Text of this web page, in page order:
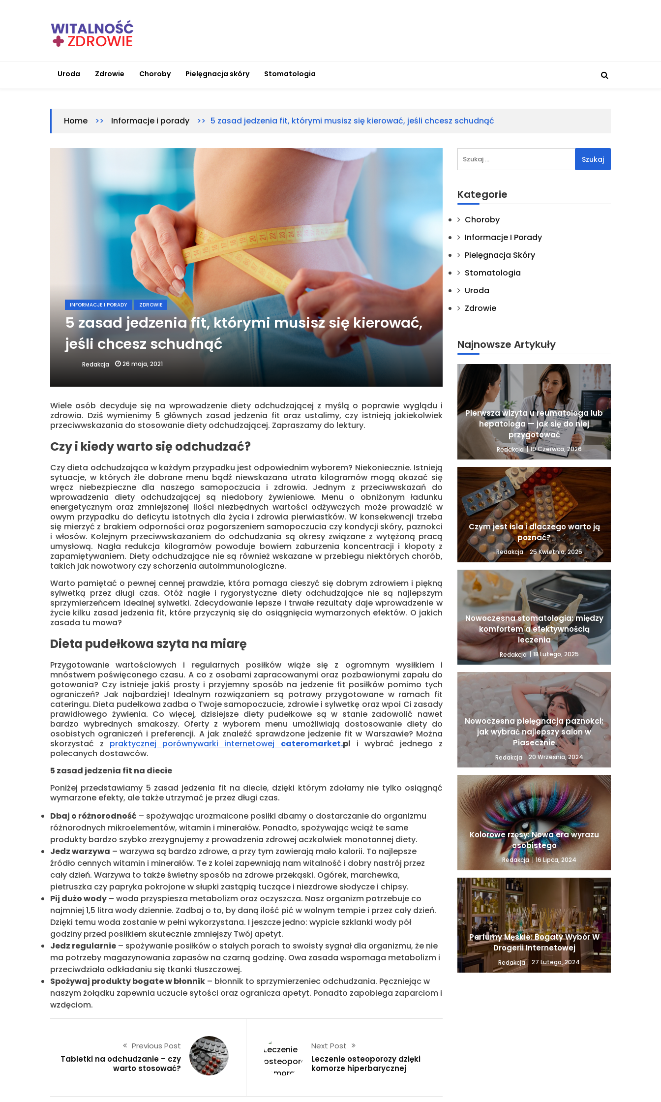
Uroda Zdrowie Choroby Pielęgnacja skóry Stomatologia
Home >> Informacje i porady >> 5 zasad jedzenia fit, którymi musisz się kierować, jeśli chcesz schudnąć
INFORMACJE I PORADY ZDROWIE
5 zasad jedzenia fit, którymi musisz się kierować,
jeśli chcesz schudnąć
Redakcja 26 maja, 2021
Wiele osób decyduje się na wprowadzenie diety odchudzającej z myślą o poprawie wyglądu i
zdrowia. Dziś wymienimy 5 głównych zasad jedzenia fit oraz ustalimy, czy istnieją jakiekolwiek
przeciwwskazania do stosowanie diety odchudzającej. Zapraszamy do lektury.
Czy i kiedy warto się odchudzać?
Czy dieta odchudzająca w każdym przypadku jest odpowiednim wyborem? Niekoniecznie. Istnieją
sytuacje, w których źle dobrane menu bądź niewskazana utrata kilogramów mogą okazać się
wręcz niebezpieczne dla naszego samopoczucia i zdrowia. Jednym z przeciwwskazań do
wprowadzenia diety odchudzającej są niedobory żywieniowe. Menu o obniżonym ładunku
energetycznym oraz zmniejszonej ilości niezbędnych wartości odżywczych może prowadzić w
owym przypadku do deficytu istotnych dla życia i zdrowia pierwiastków. W konsekwencji trzeba
się mierzyć z brakiem odporności oraz pogorszeniem samopoczucia czy kondycji skóry, paznokci
i włosów. Kolejnym przeciwwskazaniem do odchudzania są okresy związane z wytężoną pracą
umysłową. Nagła redukcja kilogramów powoduje bowiem zaburzenia koncentracji i kłopoty z
zapamiętywaniem. Diety odchudzające nie są również wskazane w przebiegu niektórych chorób,
takich jak nowotwory czy schorzenia autoimmunologiczne.
Warto pamiętać o pewnej cennej prawdzie, która pomaga cieszyć się dobrym zdrowiem i piękną
sylwetką przez długi czas. Otóż nagłe i rygorystyczne diety odchudzające nie są najlepszym
sprzymierzeńcem idealnej sylwetki. Zdecydowanie lepsze i trwałe rezultaty daje wprowadzenie w
życie kilku zasad jedzenia fit, które przyczynią się do osiągnięcia wymarzonych efektów. O jakich
zasada tu mowa?
Dieta pudełkowa szyta na miarę
Przygotowanie wartościowych i regularnych posiłków wiąże się z ogromnym wysiłkiem i
mnóstwem poświęconego czasu. A co z osobami zapracowanymi oraz pozbawionymi zapału do
gotowania? Czy istnieje jakiś prosty i przyjemny sposób na jedzenie fit posiłków pomimo tych
ograniczeń? Jak najbardziej! Idealnym rozwiązaniem są potrawy przygotowane w ramach fit
cateringu. Dieta pudełkowa zadba o Twoje samopoczucie, zdrowie i sylwetkę oraz wpoi Ci zasady
prawidłowego żywienia. Co więcej, dzisiejsze diety pudełkowe są w stanie zadowolić nawet
bardzo wybrednych smakoszy. Oferty z wyborem menu umożliwiają dostosowanie diety do
osobistych ograniczeń i preferencji. A jak znaleźć sprawdzone jedzenie fit w Warszawie? Można
skorzystać z praktycznej porównywarki internetowej cateromarket.pl i wybrać jednego z
polecanych dostawców.
5 zasad jedzenia fit na diecie
Poniżej przedstawiamy 5 zasad jedzenia fit na diecie, dzięki którym zdołamy nie tylko osiągnąć
wymarzone efekty, ale także utrzymać je przez długi czas.
Dbaj o różnorodność – spożywając urozmaicone posiłki dbamy o dostarczanie do organizmu
różnorodnych mikroelementów, witamin i minerałów. Ponadto, spożywając wciąż te same
produkty bardzo szybko zrezygnujemy z prowadzenia zdrowej aczkolwiek monotonnej diety.
Jedz warzywa – warzywa są bardzo zdrowe, a przy tym zawierają mało kalorii. To najlepsze
źródło cennych witamin i minerałów. Te z kolei zapewniają nam witalność i dobry nastrój przez
cały dzień. Warzywa to także świetny sposób na zdrowe przekąski. Ogórek, marchewka,
pietruszka czy papryka pokrojone w słupki zastąpią tuczące i niezdrowe słodycze i chipsy.
Pij dużo wody – woda przyspiesza metabolizm oraz oczyszcza. Nasz organizm potrzebuje co
najmniej 1,5 litra wody dziennie. Zadbaj o to, by daną ilość pić w wolnym tempie i przez cały dzień.
Dzięki temu woda zostanie w pełni wykorzystana. I jeszcze jedno: wypicie szklanki wody pół
godziny przed posiłkiem skutecznie zmniejszy Twój apetyt.
Jedz regularnie – spożywanie posiłków o stałych porach to swoisty sygnał dla organizmu, że nie
ma potrzeby magazynowania zapasów na czarną godzinę. Owa zasada wspomaga metabolizm i
przeciwdziała odkładaniu się tkanki tłuszczowej.
Spożywaj produkty bogate w błonnik – błonnik to sprzymierzeniec odchudzania. Pęczniejąc w
naszym żołądku zapewnia uczucie sytości oraz ogranicza apetyt. Ponadto zapobiega zaparciom i
wzdęciom.
Previous Post
Tabletki na odchudzanie – czy
warto stosować?
Next Post
Leczenie osteoporozy dzięki
komorze hiperbarycznej
Kategorie
Choroby
Informacje I Porady
Pielęgnacja Skóry
Stomatologia
Uroda
Zdrowie
Najnowsze Artykuły
Pierwsza wizyta u reumatologa lub
hepatologa — jak się do niej
przygotować
Redakcja 19 Czerwca, 2026
Czym jest isla i dlaczego warto ją
poznać?
Redakcja 25 Kwietnia, 2025
Nowoczesna stomatologia: między
komfortem a efektywnością
leczenia
Redakcja 18 Lutego, 2025
Nowoczesna pielęgnacja paznokci:
jak wybrać najlepszy salon w
Piasecznie
Redakcja 20 Września, 2024
Kolorowe rzęsy: Nowa era wyrazu
osobistego
Redakcja 16 Lipca, 2024
Perfumy Męskie: Bogaty Wybór W
Drogerii Internetowej
Redakcja 27 Lutego, 2024